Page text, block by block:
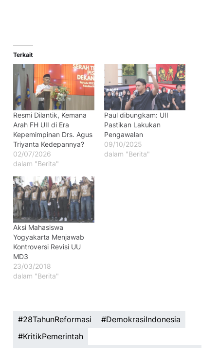
Terkait
Resmi Dilantik, Kemana
Arah FH UII di Era
Kepemimpinan Drs. Agus
Triyanta Kedepannya?
02/07/2026
dalam "Berita"
Paul dibungkam: UII
Pastikan Lakukan
Pengawalan
09/10/2025
dalam "Berita"
Aksi Mahasiswa
Yogyakarta Menjawab
Kontroversi Revisi UU
MD3
23/03/2018
dalam "Berita"
#28TahunReformasi
#DemokrasiIndonesia
#KritikPemerintah